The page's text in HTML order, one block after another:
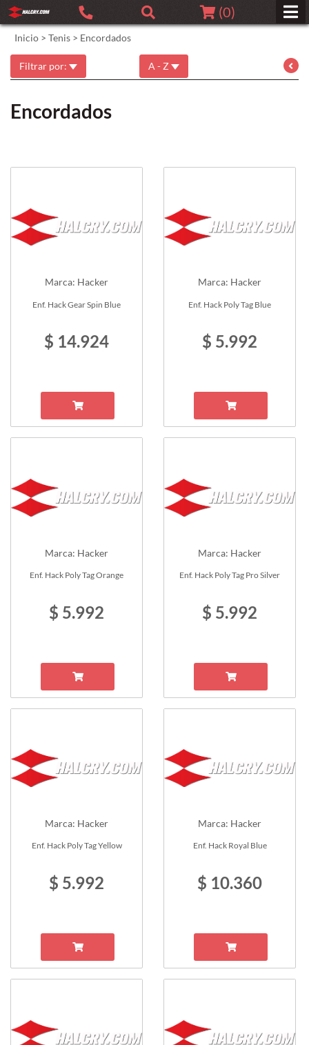
(0)
Inicio > Tenis > Encordados
Filtrar por: A - Z
Encordados
Marca: Hacker
Enf. Hack Gear Spin Blue
$ 14.924
Marca: Hacker
Enf. Hack Poly Tag Blue
$ 5.992
Marca: Hacker
Enf. Hack Poly Tag Orange
$ 5.992
Marca: Hacker
Enf. Hack Poly Tag Pro Silver
$ 5.992
Marca: Hacker
Enf. Hack Poly Tag Yellow
$ 5.992
Marca: Hacker
Enf. Hack Royal Blue
$ 10.360